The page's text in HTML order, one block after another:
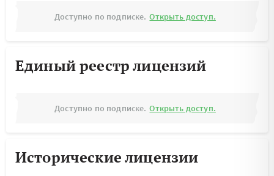
Доступно по подписке. Открыть доступ.
Единый реестр лицензий
Доступно по подписке. Открыть доступ.
Исторические лицензии